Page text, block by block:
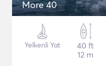
More 40
Yelkenli Yat
40 ft
12 m